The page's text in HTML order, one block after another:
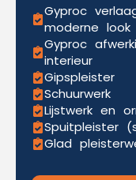
Gyproc
moderne look
Gyproc
interieur
Gipspleister
Schuurwerk
Lijstwerk en
Spuitpleister
Glad